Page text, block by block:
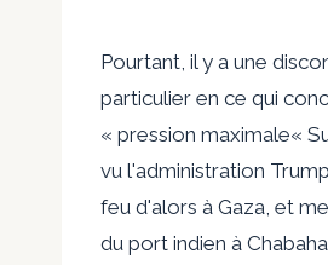
Pourtant, il y a une
particulier en ce qui
« pression maximale«
vu l'administration Trump
feu d'alors à Gaza, et
du port indien à